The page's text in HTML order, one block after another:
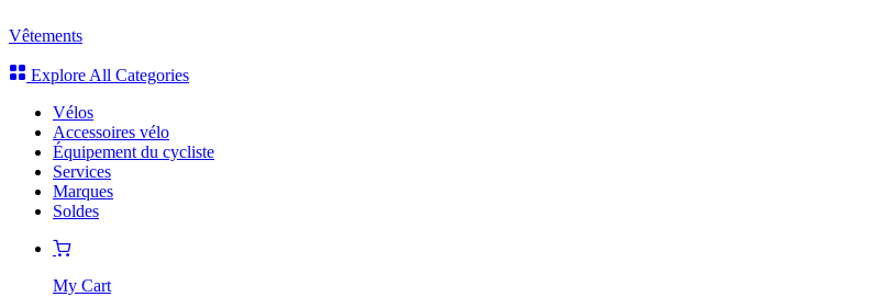
Vêtements
Explore All Categories
Vélos
Accessoires vélo
Équipement du cycliste
Services
Marques
Soldes
My Cart